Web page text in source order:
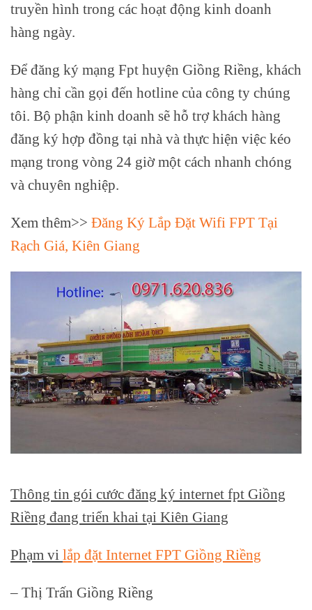
truyền hình trong các hoạt động kinh doanh
hàng ngày.
Để đăng ký mạng Fpt huyện Giồng Riềng, khách
hàng chỉ cần gọi đến hotline của công ty chúng
tôi. Bộ phận kinh doanh sẽ hỗ trợ khách hàng
đăng ký hợp đồng tại nhà và thực hiện việc kéo
mạng trong vòng 24 giờ một cách nhanh chóng
và chuyên nghiệp.
Xem thêm>> Đăng Ký Lắp Đặt Wifi FPT Tại
Rạch Giá, Kiên Giang
Thông tin gói cước đăng ký internet fpt Giồng
Riềng đang triển khai tại Kiên Giang
Phạm vi lắp đặt Internet FPT Giồng Riềng
– Thị Trấn Giồng Riềng